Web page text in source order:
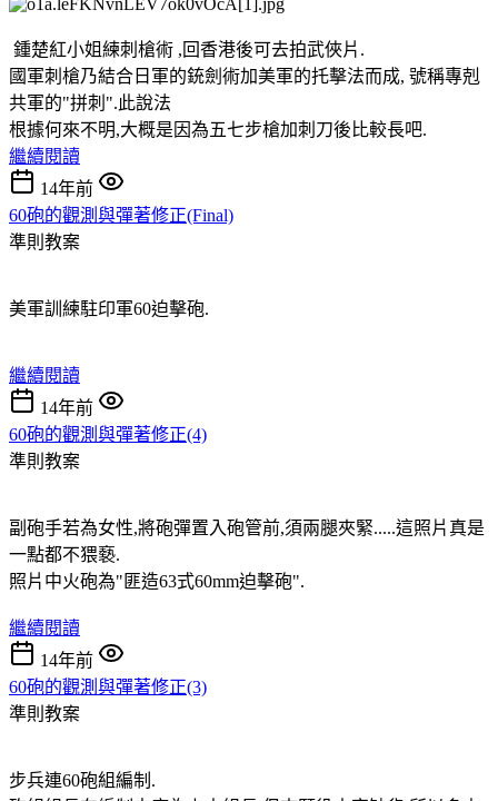
鍾楚紅小姐練刺槍術 ,回香港後可去拍武俠片.
國軍刺槍乃結合日軍的銃劍術加美軍的托擊法而成, 號稱專剋
共軍的"拼刺".此說法
根據何來不明,大概是因為五七步槍加刺刀後比較長吧.
繼續閱讀
14年前
60砲的觀測與彈著修正(Final)
準則教案
美軍訓練駐印軍60迫擊砲.
繼續閱讀
14年前
60砲的觀測與彈著修正(4)
準則教案
副砲手若為女性,將砲彈置入砲管前,須兩腿夾緊.....這照片真是
一點都不猥褻.
照片中火砲為"匪造63式60mm迫擊砲".
繼續閱讀
14年前
60砲的觀測與彈著修正(3)
準則教案
步兵連60砲組編制.